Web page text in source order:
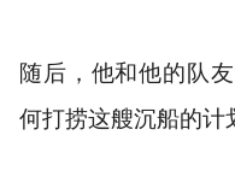
随后，他和他的队
何打捞这艘沉船的计